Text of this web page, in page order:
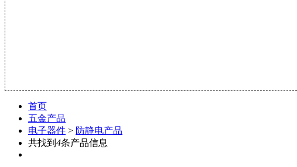
首页
五金产品
电子器件 > 防静电产品
共找到 4条产品信息